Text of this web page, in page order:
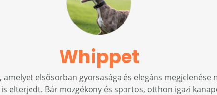
Whippet
elsősorban gyorsasága és elegáns megjelenése
elterjedt. Bár mozgékony és sportos, otthon igazi